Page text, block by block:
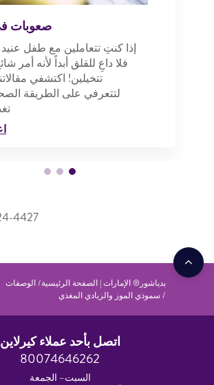
صعوبات
إذا كنتِ تتعاملين مع طفل
فلا داعِ للقلق أبداً لأنه أمر
تتخيلين! اكتشفي
لتتعرفي على الطريقة
4427
بدياشور® الإمارات | الصفحة الرئيسية الوصفات
سموذي الموز والزبادي المغذي
اتصل بأحد عملاء كيرلاين
80074646262
السبت– الجمعة